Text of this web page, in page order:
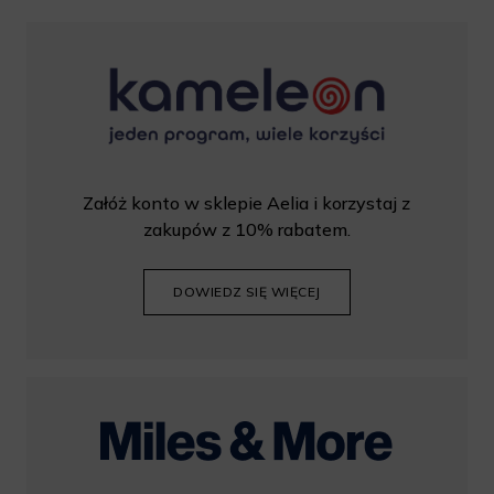
Załóż konto w sklepie Aelia i korzystaj z
zakupów z 10% rabatem.
DOWIEDZ SIĘ WIĘCEJ